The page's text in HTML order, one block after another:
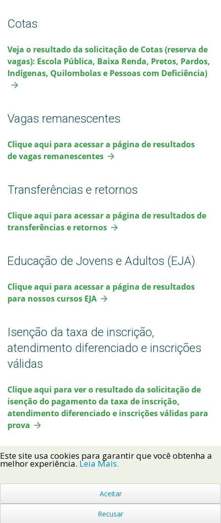
Cotas
Veja o resultado da solicitação de Cotas (reserva de
vagas): Escola Pública, Baixa Renda, Pretos, Pardos,
Indígenas, Quilombolas e Pessoas com Deficiência)
Vagas remanescentes
Clique aqui para acessar a página de resultados
de vagas remanescentes
Transferências e retornos
Clique aqui para acessar a página de resultados de
transferências e retornos
Educação de Jovens e Adultos (EJA)
Clique aqui para acessar a página de resultados
para nossos cursos EJA
Isenção da taxa de inscrição,
atendimento diferenciado e inscrições
válidas
Clique aqui para ver o resultado da solicitação de
isenção do pagamento da taxa de inscrição,
atendimento diferenciado e inscrições válidas para
prova
Voltar ao Topo
Este site usa cookies para garantir que você obtenha a
melhor experiência. Leia Mais.
Aceitar
Recusar